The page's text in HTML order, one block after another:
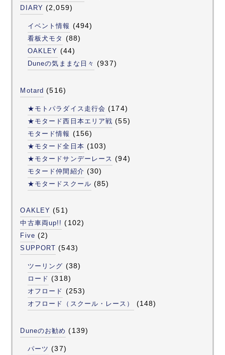
DIARY (2,059)
イベント情報 (494)
看板犬モタ (88)
OAKLEY (44)
Duneの気ままな日々 (937)
Motard (516)
★モトパラダイス走行会 (174)
★モタード西日本エリア戦 (55)
モタード情報 (156)
★モタード全日本 (103)
★モタードサンデーレース (94)
モタード仲間紹介 (30)
★モタードスクール (85)
OAKLEY (51)
中古車両up!! (102)
Five (2)
SUPPORT (543)
ツーリング (38)
ロード (318)
オフロード (253)
オフロード（スクール・レース） (148)
Duneのお勧め (139)
パーツ (37)